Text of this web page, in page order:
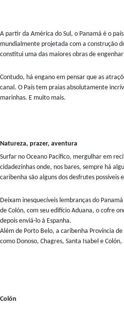
A partir da América do Sul, o Panamá é o
mundialmente projetada com a construção
constitui uma das maiores obras de
Contudo, há engano em pensar que as
canal. O País tem praias absolutamente
marinhas. E muito mais.
Natureza, prazer, aventura
Surfar no Oceano Pacífico, mergulhar em
cidadezinhas onde, nos bares, sempre há
caribenha são alguns dos desfrutes possíveis
Deixam inesquecíveis lembranças do
de Colón, com seu edifício Aduana, o cofre
depois enviá-lo à Espanha.
Além de Porto Belo, a caribenha Província
como Donoso, Chagres, Santa Isabel e
Colón